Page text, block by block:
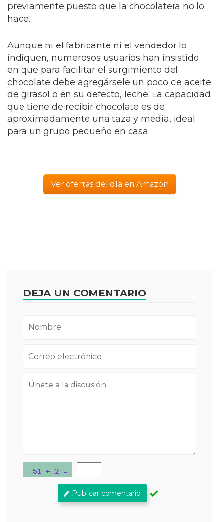
previamente puesto que la chocolatera no lo
hace.
Aunque ni el fabricante ni el vendedor lo
indiquen, numerosos usuarios han insistido
en que para facilitar el surgimiento del
chocolate debe agregársele un poco de aceite
de girasol o en su defecto, leche. La capacidad
que tiene de recibir chocolate es de
aproximadamente una taza y media, ideal
para un grupo pequeño en casa.
Ver ofertas del día en Amazon
DEJA UN COMENTARIO
Publicar comentario